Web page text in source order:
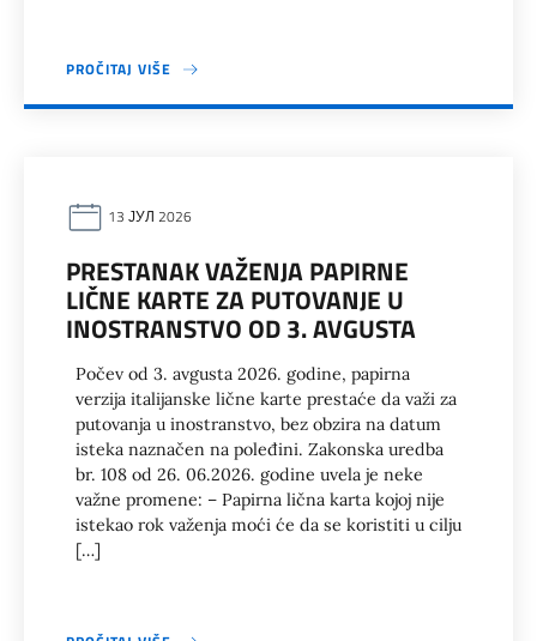
PROČITAJ VIŠE
13 ЈУЛ 2026
PRESTANAK VAŽENJA PAPIRNE
LIČNE KARTE ZA PUTOVANJE U
INOSTRANSTVO OD 3. AVGUSTA
Počev od 3. avgusta 2026. godine, papirna
verzija italijanske lične karte prestaće da važi za
putovanja u inostranstvo, bez obzira na datum
isteka naznačen na poleđini. Zakonska uredba
br. 108 od 26. 06.2026. godine uvela je neke
važne promene: – Papirna lična karta kojoj nije
istekao rok važenja moći će da se koristiti u cilju
[…]